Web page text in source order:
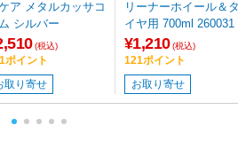
ア メタルカッサコ
ーム シルバー
(税込)
ポイント
取り寄せ
リーナーホイール＆
イヤ用 700ml 260031
¥1,210 (税込)
121ポイント
お取り寄せ